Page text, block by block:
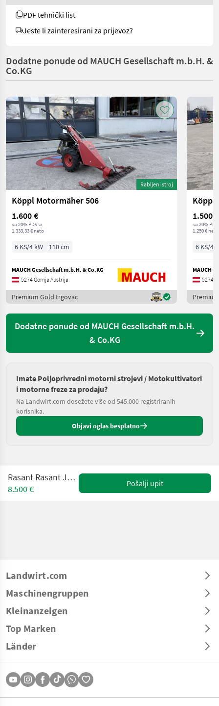
PDF tehnički list
Jeste li zainteresirani za prijevoz?
Dodatne ponude od MAUCH Gesellschaft m.b.H. &
Co.KG
Rabljeni stroj
Köppl Motormäher 506
1.600 €
sa 20% PDV-a
1.333,33 € neto
6 KS/4 kW 110 cm
MAUCH Gesellschaft m.b.H. & Co.KG
5274 Gornja Austrija
Premium Gold trgovac
Köppl
1.500 €
sa 20%
1.250 € neto
6 KS/4
MAUCH
5274
Dodatne ponude od MAUCH Gesellschaft m.b.H.
& Co.KG
Imate Poljoprivredni motorni strojevi / Motokultivatori
i motorne freze za prodaju?
Na Landwirt.com dosežete više od 545.000 registriranih
korisnika.
Objavi oglas besplatno
Rasant Rasant Junior 90 14 PS
8.500 €
Pošalji upit
Landwirt.com
Maschinengruppen
Kleinanzeigen
Top Marken
Länder